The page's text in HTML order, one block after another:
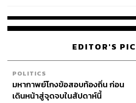
EDITOR'S
POLITICS
มหากาพย์โกงข้อสอบท้องถิ่น ก่อน
เดินหน้าสู่จุดจบในสัปดาห์นี้